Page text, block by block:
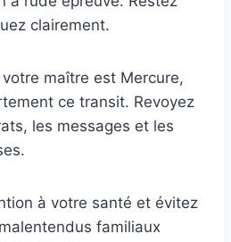
clairement.
maître est Mercure,
ce transit. Revoyez
les messages et les
à votre santé et évitez
familiaux